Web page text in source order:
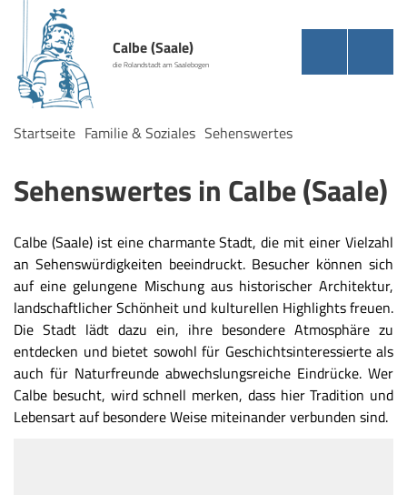
Calbe (Saale)
die Rolandstadt am Saalebogen
Startseite Familie & Soziales Sehenswertes
Sehenswertes in Calbe (Saale)
Calbe (Saale) ist eine charmante Stadt, die mit einer Vielzahl
an Sehenswürdigkeiten beeindruckt. Besucher können sich
auf eine gelungene Mischung aus historischer Architektur,
landschaftlicher Schönheit und kulturellen Highlights freuen.
Die Stadt lädt dazu ein, ihre besondere Atmosphäre zu
entdecken und bietet sowohl für Geschichtsinteressierte als
auch für Naturfreunde abwechslungsreiche Eindrücke. Wer
Calbe besucht, wird schnell merken, dass hier Tradition und
Lebensart auf besondere Weise miteinander verbunden sind.